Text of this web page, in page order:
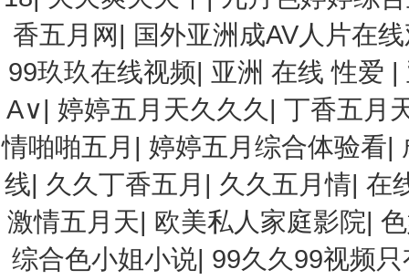
香五月网| 国外亚洲成AV人片在
99玖玖在线视频| 亚洲 在线 性爱 |
A∨| 婷婷五月天久久久 |丁香五月
情啪啪五月 | 婷婷五月综合体验看|
线| 久久丁香五月 | 久久五月情|在
激情五月天| 欧美私人家庭影院|
综合色小姐小说| 99久久99视频